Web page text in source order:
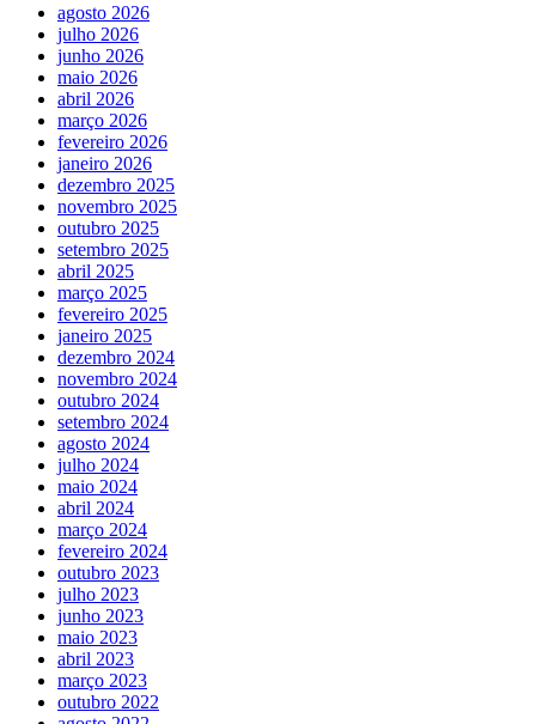
agosto 2026
julho 2026
junho 2026
maio 2026
abril 2026
março 2026
fevereiro 2026
janeiro 2026
dezembro 2025
novembro 2025
outubro 2025
setembro 2025
abril 2025
março 2025
fevereiro 2025
janeiro 2025
dezembro 2024
novembro 2024
outubro 2024
setembro 2024
agosto 2024
julho 2024
maio 2024
abril 2024
março 2024
fevereiro 2024
outubro 2023
julho 2023
junho 2023
maio 2023
abril 2023
março 2023
outubro 2022